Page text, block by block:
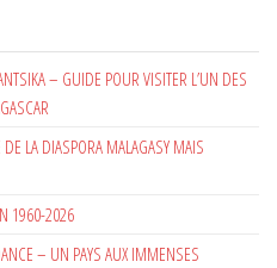
– GUIDE POUR VISITER L’UN DES
LA DIASPORA MALAGASY MAIS
1960-2026
– UN PAYS AUX IMMENSES